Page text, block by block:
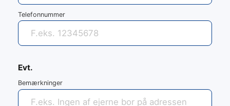
Telefonnummer
Evt.
Bemærkninger